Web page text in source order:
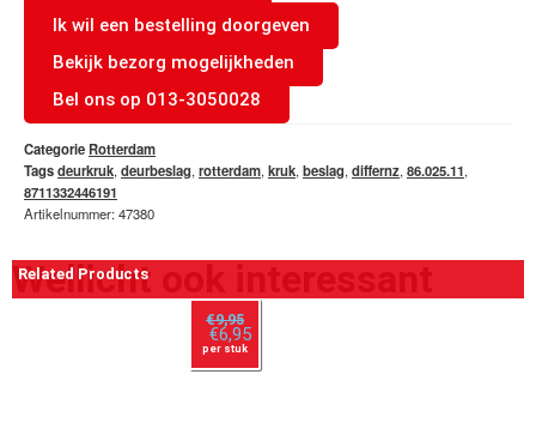
Ik wil een bestelling doorgeven
Bekijk bezorg mogelijkheden
Bel ons op 013-3050028
Categorie Rotterdam
Tagsdeurkruk, deurbeslag, rotterdam, kruk, beslag, differnz, 86.025.11,
8711332446191
Artikelnummer: 47380
Wellicht ook interessant
Related Products
€9,95
€6,95
per stuk